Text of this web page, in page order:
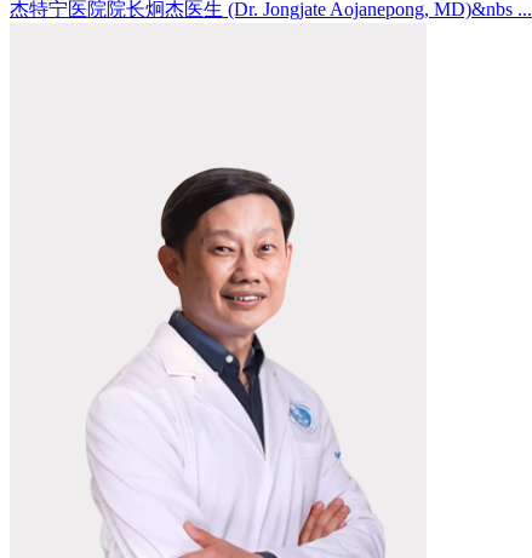
杰特宁医院院长炯杰医生 (Dr. Jongjate Aojanepong, MD)&nbs ...